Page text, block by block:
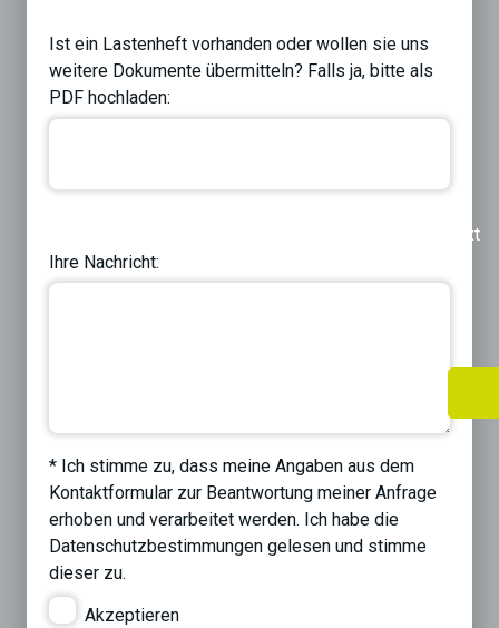
Ist ein Lastenheft vorhanden oder wollen sie uns
weitere Dokumente übermitteln? Falls ja, bitte als
PDF hochladen:
Next
Ihre Nachricht:
* Ich stimme zu, dass meine Angaben aus dem
Kontaktformular zur Beantwortung meiner Anfrage
erhoben und verarbeitet werden. Ich habe die
Datenschutzbestimmungen gelesen und stimme
dieser zu.
Akzeptieren